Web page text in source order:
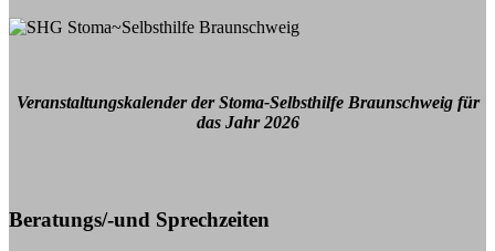
Veranstaltungskalender der Stoma-Selbsthilfe Braunschweig für
das Jahr 2026
Beratungs/-und Sprechzeiten